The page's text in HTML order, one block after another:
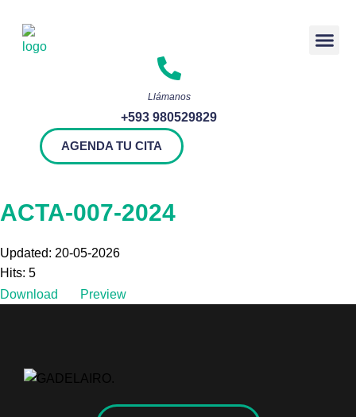
Llámanos
+593 980529829
AGENDA TU CITA
ACTA-007-2024
Updated: 20-05-2026
Hits: 5
Download
Preview